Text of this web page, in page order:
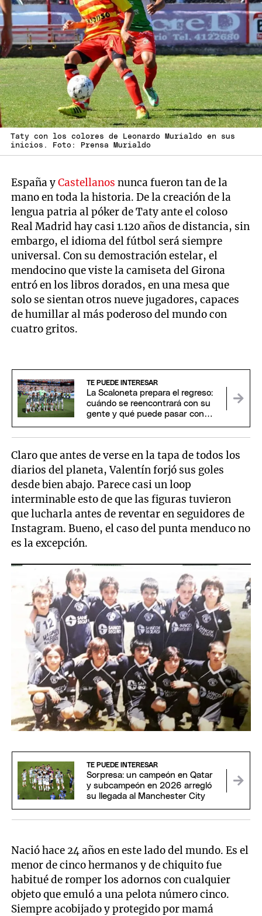
Taty con los colores de Leonardo Murialdo en sus
inicios. Foto: Prensa Murialdo
España yCastellanosnunca fueron tan de la
mano en toda la historia. De la creación de la
lengua patria al póker de Taty ante el coloso
Real Madrid hay casi 1.120 años de distancia, sin
embargo, el idioma del fútbol será siempre
universal. Con su demostración estelar, el
mendocino que viste la camiseta del Girona
entró en los libros dorados, en una mesa que
solo se sientan otros nueve jugadores, capaces
de humillar al más poderoso del mundo con
cuatro gritos.
TE PUEDE INTERESAR
La Scaloneta prepara el regreso:
cuándo se reencontrará con su
gente y qué puede pasar con
Claro que antes de verse en la tapa de todos los
diarios del planeta, Valentín forjó sus goles
desde bien abajo. Parece casi un loop
interminable esto de que las figuras tuvieron
que lucharla antes de reventar en seguidores de
Instagram. Bueno, el caso del punta menduco no
es la excepción.
TE PUEDE INTERESAR
Sorpresa: un campeón en Qatar
y subcampeón en 2026 arregló
su llegada al Manchester City
Nació hace 24 años en este lado del mundo. Es el
menor de cinco hermanos y de chiquito fue
habitué de romper los adornos con cualquier
objeto que emuló a una pelota número cinco.
Siempre acobijado y protegido por mamá